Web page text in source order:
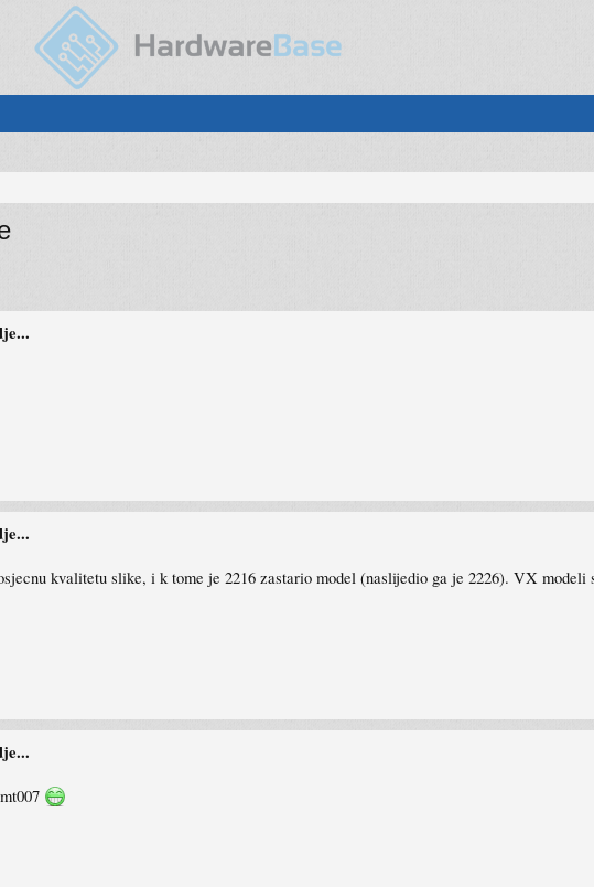
kvalitetu slike, i k tome je 2216 zastario model (naslijedio ga je 2226). VX modeli